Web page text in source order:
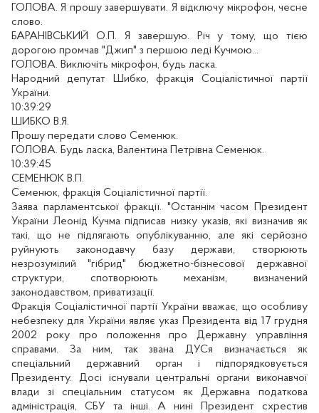
ГОЛОВА. Я прошу завершувати. Я відключу мікрофон, чесне
слово.
БАРАНІВСЬКИЙ О.П. Я завершую. Річ у тому, що тією
дорогою промчав "Джип" з першою леді Кучмою...
ГОЛОВА. Виключіть мікрофон, будь ласка.
Народний депутат Шибко, фракція Соціалістичної партії
України.
10:39:29
ШИБКО В.Я.
Прошу передати слово Семенюк.
ГОЛОВА. Будь ласка, Валентина Петрівна Семенюк.
10:39:45
СЕМЕНЮК В.П.
Семенюк, фракція Соціалістичної партії.
Заява парламентської фракції. "Останнім часом Президент
України Леонід Кучма підписав низку указів, які визначив як
такі, що не підлягають опублікуванню, але які серйозно
руйнують законодавчу базу держави, створюють
незрозумілий "гібрид" бюджетно-бізнесової державної
структури, спотворюють механізм, визначений
законодавством, приватизації.
Фракція Соціалістичної партії України вважає, що особливу
небезпеку для України являє указ Президента від 17 грудня
2002 року про положення про Державну управління
справами. За ним, так звана ДУСя визначається як
спеціальний державний орган і підпорядковується
Президенту. Досі існували центральні органи виконавчої
влади зі спеціальним статусом як Державна податкова
адміністрація, СБУ та інші. А нині Президент схрестив